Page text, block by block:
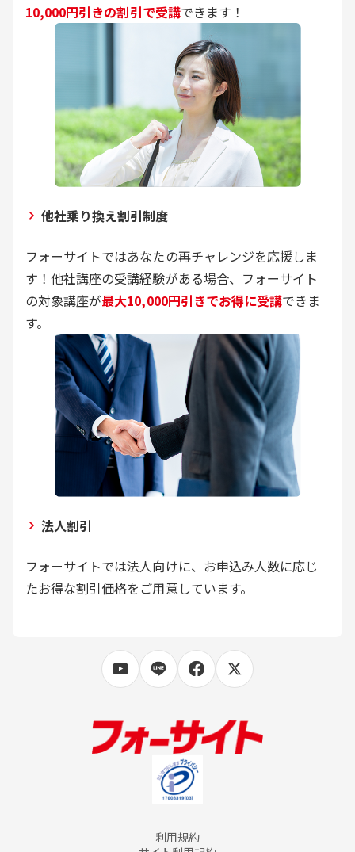
10,000円引きの割引で受講できます！
他社乗り換え割引制度
フォーサイトではあなたの再チャレンジを応援しま
す！他社講座の受講経験がある場合、フォーサイト
の対象講座が最大10,000円引きでお得に受講できま
す。
法人割引
フォーサイトでは法人向けに、お申込み人数に応じ
たお得な割引価格をご用意しています。
利用規約